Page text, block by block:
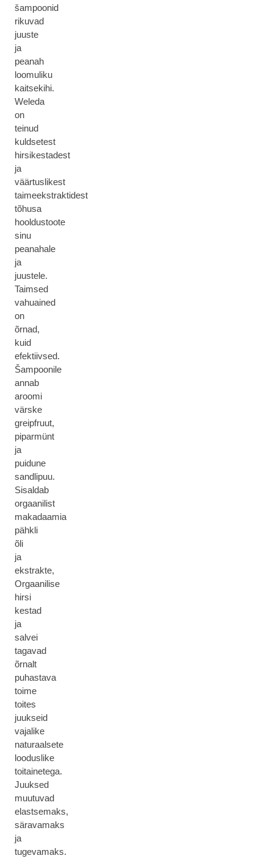
šampoonid
rikuvad
juuste
ja
peanah
loomuliku
kaitsekihi.
Weleda
on
teinud
kuldsetest
hirsikestadest
ja
väärtuslikest
taimeekstraktidest
tõhusa
hooldustoote
sinu
peanahale
ja
juustele.
Taimsed
vahuained
on
õrnad,
kuid
efektiivsed.
Šampoonile
annab
aroomi
värske
greipfruut,
piparmünt
ja
puidune
sandlipuu.
Sisaldab
orgaanilist
makadaamia
pähkli
õli
ja
ekstrakte,
Orgaanilise
hirsi
kestad
ja
salvei
tagavad
õrnalt
puhastava
toime
toites
juukseid
vajalike
naturaalsete
looduslike
toitainetega.
Juuksed
muutuvad
elastsemaks,
säravamaks
ja
tugevamaks.